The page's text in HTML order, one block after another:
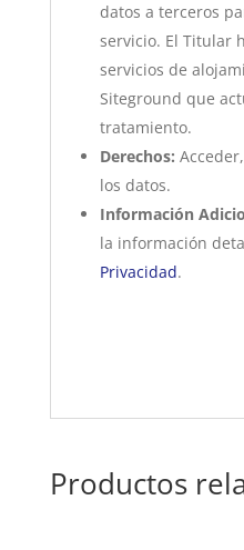
datos a terceros
servicio. El Titular
servicios de
Siteground que
tratamiento.
Derechos:
los datos.
Información
la información
Privacidad.
Productos